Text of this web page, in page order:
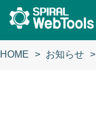
HOME お知らせ